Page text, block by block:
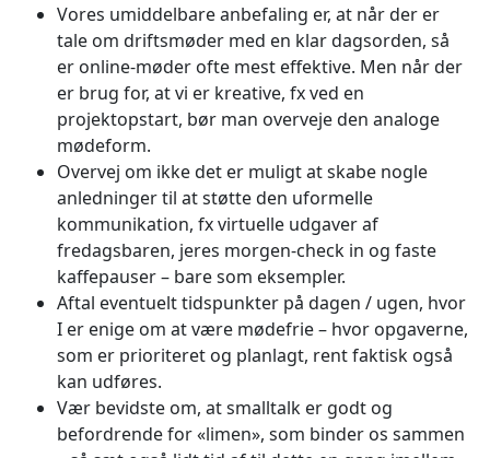
Vores umiddelbare anbefaling er, at når der er
tale om driftsmøder med en klar dagsorden, så
er online-møder ofte mest effektive. Men når der
er brug for, at vi er kreative, fx ved en
projektopstart, bør man overveje den analoge
mødeform.
Overvej om ikke det er muligt at skabe nogle
anledninger til at støtte den uformelle
kommunikation, fx virtuelle udgaver af
fredagsbaren, jeres morgen-check in og faste
kaffepauser – bare som eksempler.
Aftal eventuelt tidspunkter på dagen / ugen, hvor
I er enige om at være mødefrie – hvor opgaverne,
som er prioriteret og planlagt, rent faktisk også
kan udføres.
Vær bevidste om, at smalltalk er godt og
befordrende for «limen», som binder os sammen